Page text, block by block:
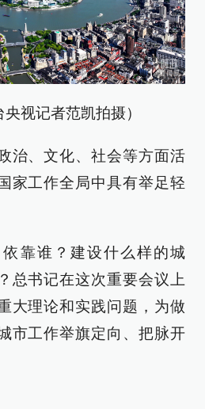
视记者范凯拍摄）
治、文化、社会等方面活
家工作全局中具有举足轻
靠谁？建设什么样的城
总书记在这次重要会议上
大理论和实践问题，为做
市工作举旗定向、把脉开